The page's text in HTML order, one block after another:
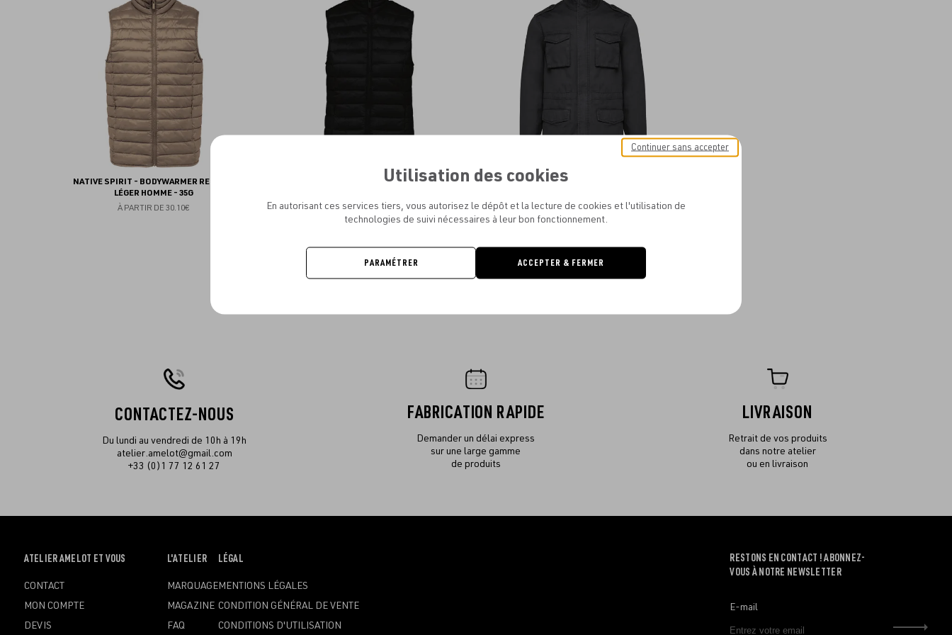
NATIVE SPIRIT - BODYWARMER RECYCLÉ
LÉGER HOMME - 35G
À PARTIR DE 30.10€
NATIVE SPIRIT - BODYWARMER RECYCLÉ
À PARTIR DE 28.53€
KARIBAN - VESTE SAFARI HOMME
CONTACTEZ-NOUS
Du lundi au vendredi de 10h à 19h
atelier.amelot@gmail.com
+33 (0)1 77 12 61 27
FABRICATION RAPIDE
Demander un délai express
sur une large gamme
de produits
LIVRAISON
Retrait de vos produits
dans notre atelier
ou en livraison
OUVRIR
MENU
ATELIER AMELOT ET VOUS
CONTACT
MON COMPTE
DEVIS
OUVRIR
MENU
L'ATELIER
MARQUAGE
MAGAZINE
FAQ
OUVRIR
MENU
LÉGAL
MENTIONS LÉGALES
CONDITION GÉNÉRAL DE VENTE
CONDITIONS D'UTILISATION
RESTONS EN CONTACT ! ABONNEZ-
VOUS À NOTRE NEWSLETTER
E-mail
Utilisation des cookies
En autorisant ces services tiers, vous autorisez le dépôt et la lecture de cookies et l'utilisation de
technologies de suivi nécessaires à leur bon fonctionnement.
Continuer sans accepter
PARAMÉTRER ACCEPTER & FERMER